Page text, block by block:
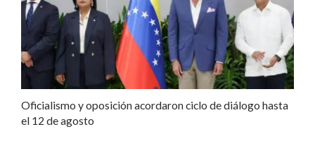
Oficialismo y oposición acordaron ciclo de diálogo hasta
el 12 de agosto